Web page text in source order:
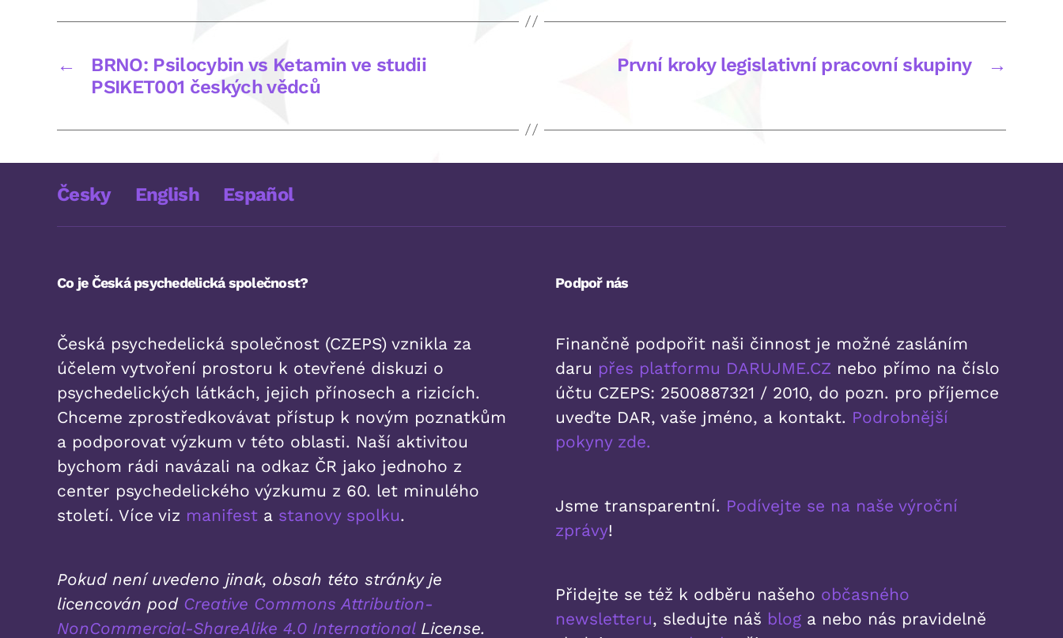
←
BRNO: Psilocybin vs Ketamin ve studii
PSIKET001 českých vědců
→
První kroky legislativní pracovní skupiny
Česky English Español
Co je Česká psychedelická společnost?
Česká psychedelická společnost (CZEPS) vznikla za
účelem vytvoření prostoru k otevřené diskuzi o
psychedelických látkách, jejich přínosech a rizicích.
Chceme zprostředkovávat přístup k novým poznatkům
a podporovat výzkum v této oblasti. Naší aktivitou
bychom rádi navázali na odkaz ČR jako jednoho z
center psychedelického výzkumu z 60. let minulého
století. Více viz manifest a stanovy spolku.
Pokud není uvedeno jinak, obsah této stránky je
licencován pod Creative Commons Attribution-
NonCommercial-ShareAlike 4.0 InternationalLicense.
Podpoř nás
Finančně podpořit naši činnost je možné zasláním
daru přes platformu DARUJME.CZ nebo přímo na číslo
účtu CZEPS: 2500887321 / 2010, do pozn. pro příjemce
uveďte DAR, vaše jméno, a kontakt. Podrobnější
pokyny zde.
Jsme transparentní. Podívejte se na naše výroční
zprávy!
Přidejte se též k odběru našeho občasného
newsletteru, sledujte náš blog a nebo nás pravidelně